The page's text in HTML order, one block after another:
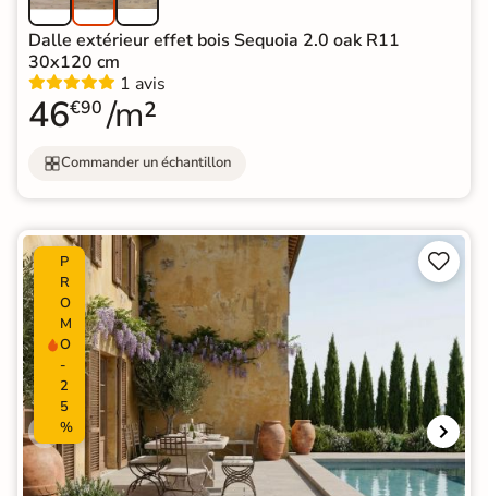
Dalle extérieur effet bois Sequoia 2.0 oak R11
30x120 cm
1 avis
46€90 /m²
Commander un échantillon
P
R
O
M
O
-
2
5
%

